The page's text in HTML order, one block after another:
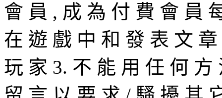
會 員 , 成 為 付 費 會 員
在 遊 戲 中 和 發 表 文
玩 家 3. 不 能 用 任 何